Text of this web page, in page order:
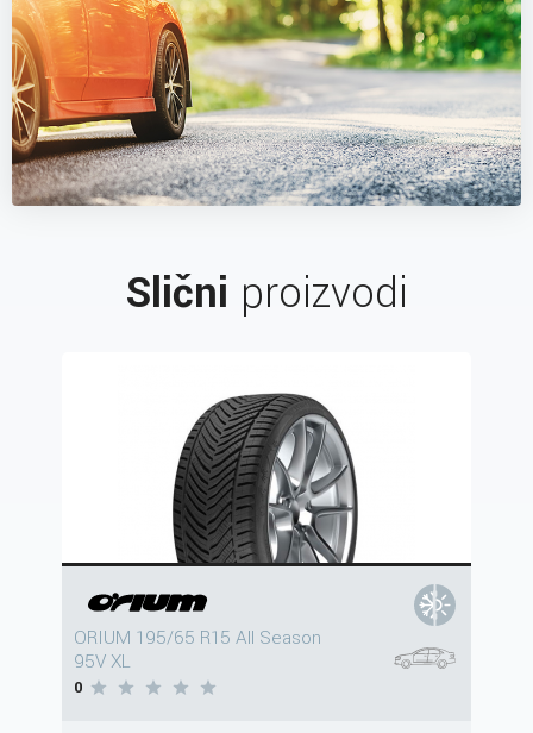
Slični proizvodi
ORIUM 195/65 R15 All Season
95V XL
0